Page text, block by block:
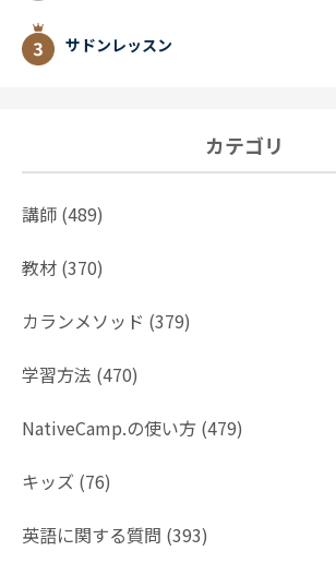
サドンレッスン
カテゴリ
講師 (489)
教材 (370)
カランメソッド (379)
学習方法 (470)
NativeCamp.の使い方 (479)
キッズ (76)
英語に関する質問 (393)